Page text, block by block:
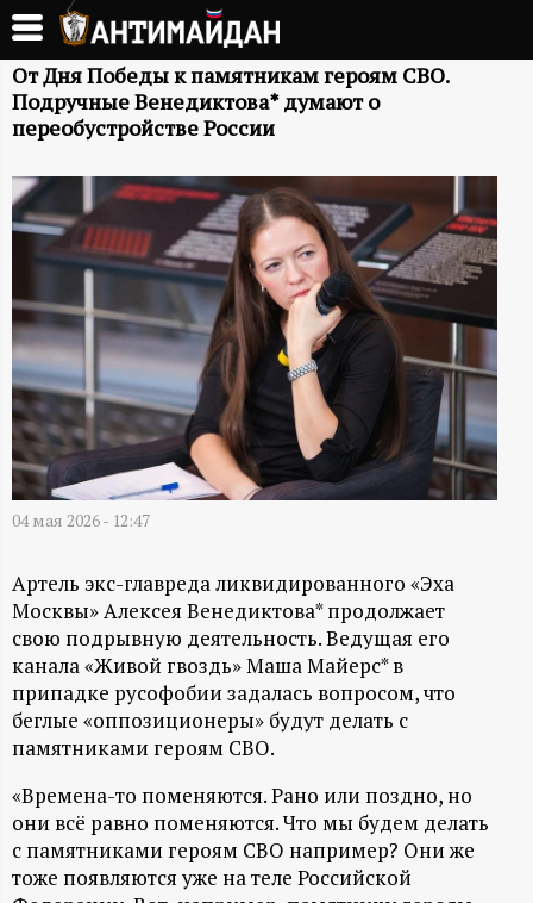
Перейти
основному
содержанию
А
Н
Т
И
М
А
Й
Д
А
Н
-
и
н
ф
о
От Дня Победы к памятникам героям СВО.
Подручные Венедиктова* думают о
переобустройстве России
04 мая 2026 - 12:47
Артель экс-главреда ликвидированного «Эха
Москвы» Алексея Венедиктова* продолжает
свою подрывную деятельность. Ведущая его
канала «Живой гвоздь» Маша Майерс* в
припадке русофобии задалась вопросом, что
беглые «оппозиционеры» будут делать с
памятниками героям СВО.
«Времена-то поменяются. Рано или поздно, но
они всё равно поменяются. Что мы будем делать
с памятниками героям СВО например? Они же
тоже появляются уже на теле Российской